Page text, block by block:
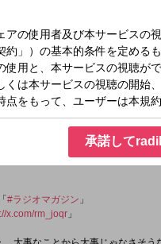
08:00～09:00
ジン 8時～9時
：木村草太（憲法学者）
うなことまで。
の渇きを潤す"生放送
ン
#ラジオマガジン 」
x.com/rm_joqr 」
承諾して